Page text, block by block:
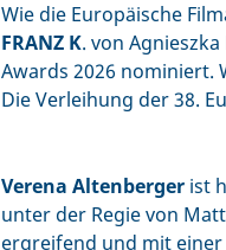
Wie die Europäische
FRANZ K. von
Awards 2026 nominiert.
Die Verleihung der 38.
Verena Altenberger ist
unter der Regie von
ergreifend und mit